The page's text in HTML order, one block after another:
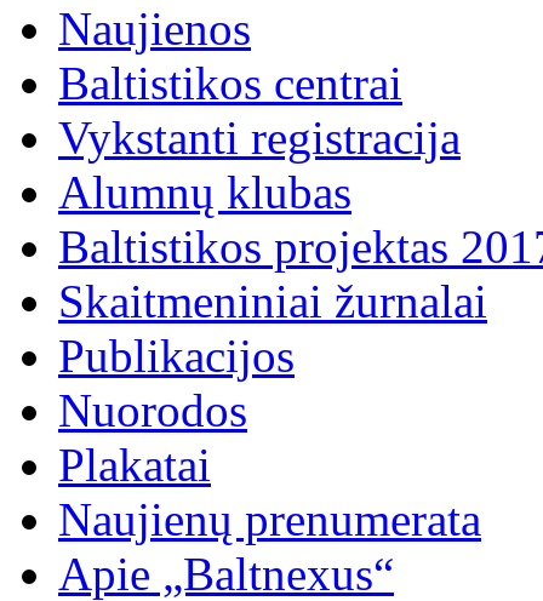
Naujienos
Baltistikos centrai
Vykstanti registracija
Alumnų klubas
Baltistikos projektas
Skaitmeniniai žurnalai
Publikacijos
Nuorodos
Plakatai
Naujienų prenumerata
Apie „Baltnexus“